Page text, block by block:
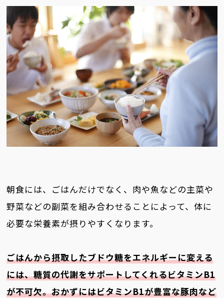
朝食には、ごはんだけでなく、肉や魚などの主菜や
野菜などの副菜を組み合わせることによって、体に
必要な栄養素が摂りやすくなります。
ごはんから摂取したブドウ糖をエネルギーに変える
には、糖質の代謝をサポートしてくれるビタミンB1
が不可欠。おかずにはビタミンB1が豊富な豚肉など